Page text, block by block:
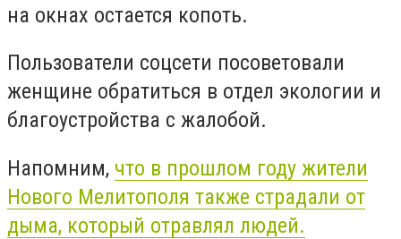
на окнах остается копоть.
Пользователи соцсети посоветовали
женщине обратиться в отдел экологии и
благоустройства с жалобой.
Напомним, что в прошлом году жители
Нового Мелитополя также страдали от
дыма, который отравлял людей.